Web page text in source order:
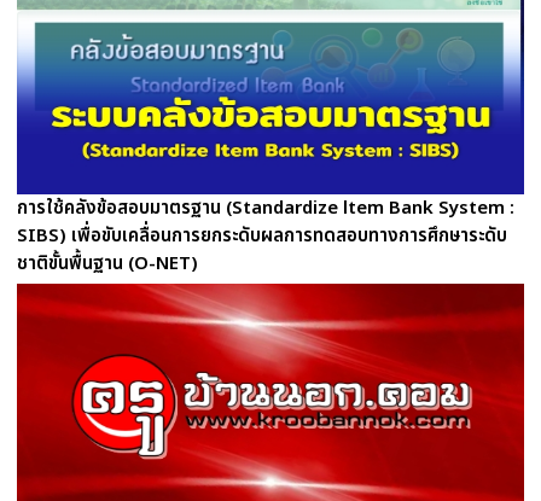
การใช้คลังข้อสอบมาตรฐาน (Standardize ltem Bank System :
SIBS) เพื่อขับเคลื่อนการยกระดับผลการทดสอบทางการศึกษาระดับ
ชาติขั้นพื้นฐาน (O-NET)